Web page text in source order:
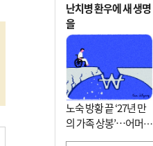
난치병 환우에 새 생명
을
노숙 방황 끝 ‘27년 만
의 가족 상봉’…어머니
와 행복 꿈꿔